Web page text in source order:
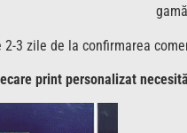
3 zile de la confirmarea
print personalizat